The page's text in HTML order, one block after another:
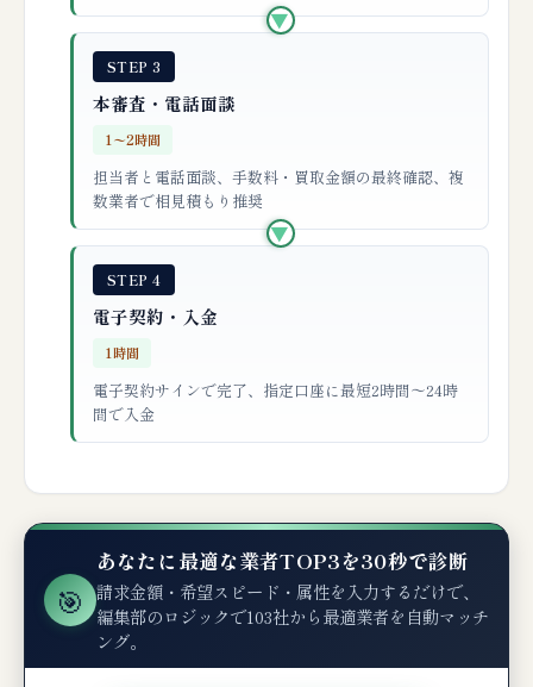
▶
STEP 3
本審査・電話面談
1〜2時間
担当者と電話面談、手数料・買取金額の最終確認、複
数業者で相見積もり推奨
▶
STEP 4
電子契約・入金
1時間
電子契約サインで完了、指定口座に最短2時間〜24時
間で入金
🎯
あなたに最適な業者TOP3を30秒で診断
請求金額・希望スピード・属性を入力するだけで、
編集部のロジックで103社から最適業者を自動マッチ
ング。